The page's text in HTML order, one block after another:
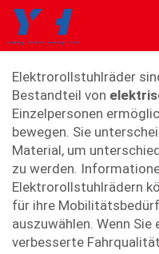
Elektrorollstuhlräder
Bestandteil von
Einzelpersonen
bewegen. Sie
Material, um
zu werden.
Elektrorollstuhlrädern
für ihre
auszuwählen. Wenn
verbesserte